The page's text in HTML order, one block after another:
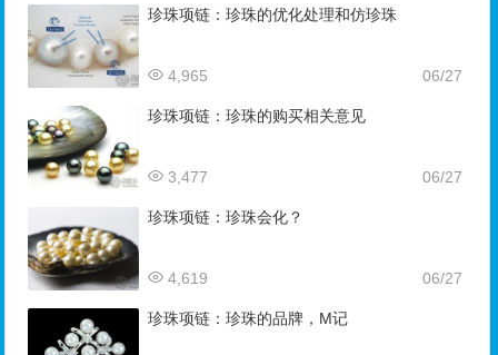
珍珠项链：珍珠的优化处理和仿珍珠
06/27
4,965
珍珠项链：珍珠的购买相关意见
06/27
3,477
珍珠项链：珍珠会化？
06/27
4,619
珍珠项链：珍珠的品牌，M记